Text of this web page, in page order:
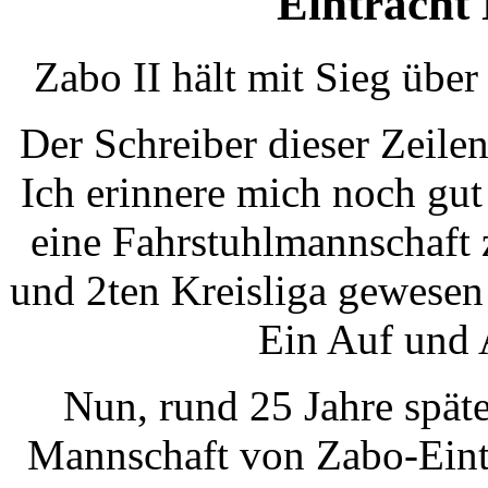
Zabo II hält mit Sieg
Der Schreiber dieser
Ich erinnere mich noch
eine
und 2ten Kreisliga
Ein Auf und
Nun, rund 25 Jahre
Mannschaft von Zabo-